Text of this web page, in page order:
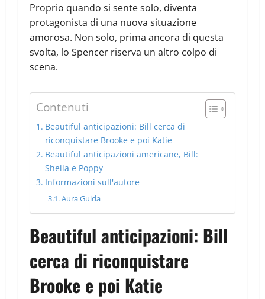
Proprio quando si sente solo, diventa
protagonista di una nuova situazione
amorosa. Non solo, prima ancora di questa
svolta, lo Spencer riserva un altro colpo di
scena.
Contenuti
Beautiful anticipazioni: Bill cerca di
riconquistare Brooke e poi Katie
Beautiful anticipazioni americane, Bill:
Sheila e Poppy
Informazioni sull'autore
Aura Guida
Beautiful anticipazioni: Bill
cerca di riconquistare
Brooke e poi Katie